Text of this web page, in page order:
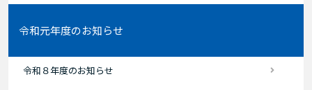
令和元年度のお知らせ
令和８年度のお知らせ